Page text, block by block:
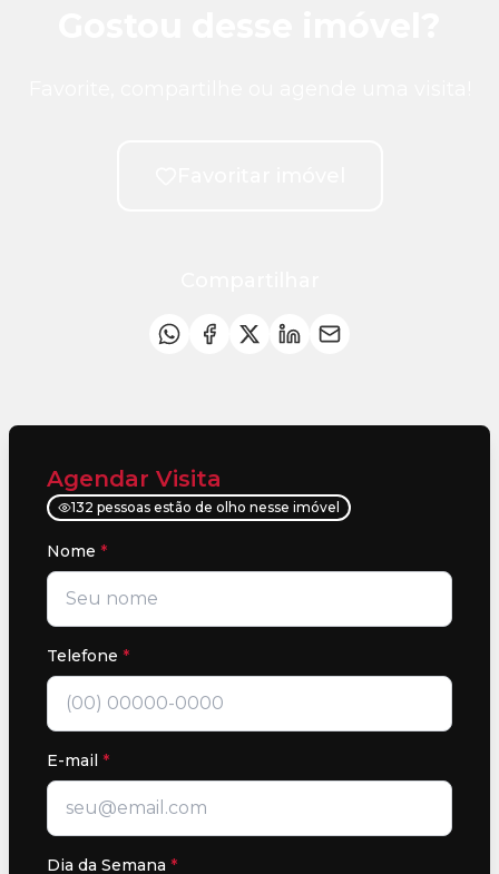
Agendar Visita
132 pessoas estão de olho nesse imóvel
Nome *
Telefone *
E-mail *
Dia da Semana *